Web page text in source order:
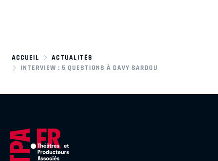
ACCUEIL
ACTUALITÉS
INTERVIEW : 5 QUESTIONS À DAVY SARDOU